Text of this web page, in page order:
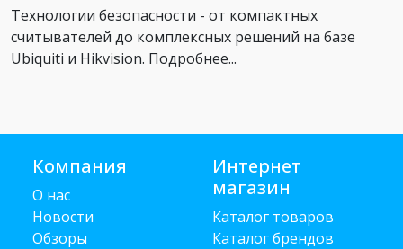
Технологии безопасности - от компактных
считывателей до комплексных решений на базе
Ubiquiti и Hikvision. Подробнее...
Компания
О нас
Новости
Обзоры
Интернет
магазин
Каталог товаров
Каталог брендов